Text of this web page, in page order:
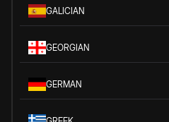
GALICIAN
GEORGIAN
GERMAN